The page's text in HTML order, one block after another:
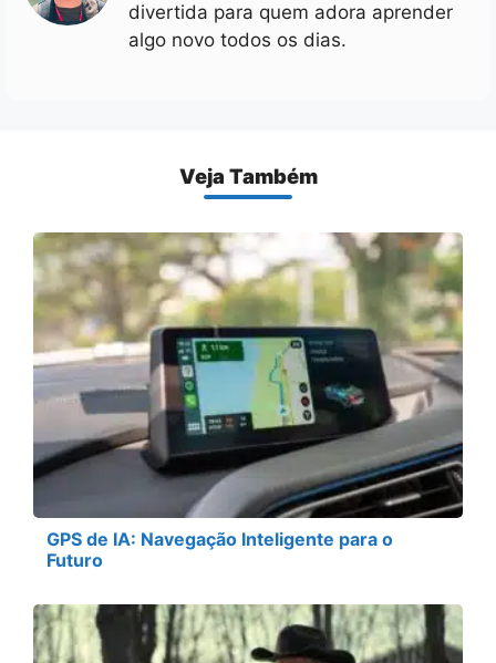
divertida para quem adora aprender
algo novo todos os dias.
Veja Também
GPS de IA: Navegação Inteligente para o
Futuro